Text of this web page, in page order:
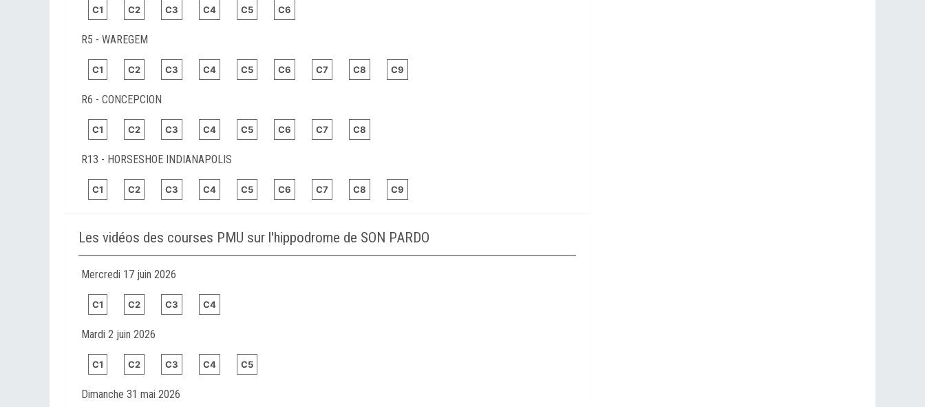
C1 C2 C3 C4 C5 C6
R5 - WAREGEM
C1 C2 C3 C4 C5 C6 C7 C8 C9
R6 - CONCEPCION
C1 C2 C3 C4 C5 C6 C7 C8
R13 - HORSESHOE INDIANAPOLIS
C1 C2 C3 C4 C5 C6 C7 C8 C9
Les vidéos des courses PMU sur l'hippodrome de SON PARDO
Mercredi 17 juin 2026
C1 C2 C3 C4
Mardi 2 juin 2026
C1 C2 C3 C4 C5
Dimanche 31 mai 2026